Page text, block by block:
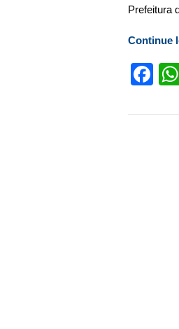
Prefeitura
Continue